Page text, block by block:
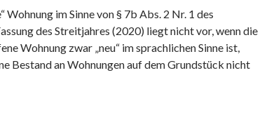
Wohnung im Sinne von § 7b Abs. 2 Nr. 1 des
des Streitjahres (2020) liegt nicht vor, wenn die
Wohnung zwar „neu“ im sprachlichen Sinne ist,
Bestand an Wohnungen auf dem Grundstück nicht